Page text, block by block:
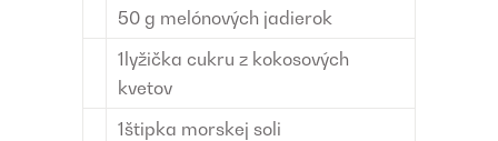
50 g melónových jadierok
1 lyžička cukru z kokosových
kvetov
1štipka morskej soli